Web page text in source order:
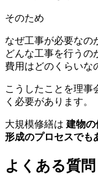
そのため
なぜ工事が必要なの
どんな工事を行うの
費用はどのくらいな
こうしたことを理事
く必要があります。
大規模修繕は 建物の
形成のプロセスでも
よくある質問